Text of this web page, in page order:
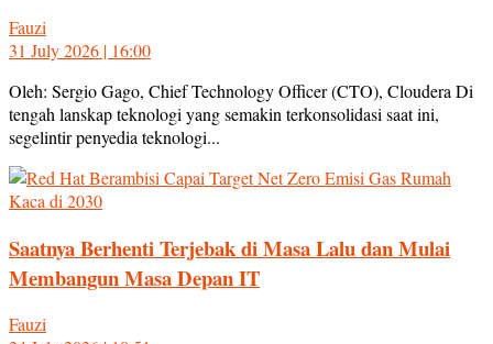
Fauzi
31 July 2026 | 16:00
Oleh: Sergio Gago, Chief Technology Officer (CTO), Cloudera Di
tengah lanskap teknologi yang semakin terkonsolidasi saat ini,
segelintir penyedia teknologi...
Saatnya Berhenti Terjebak di Masa Lalu dan Mulai
Membangun Masa Depan IT
Fauzi